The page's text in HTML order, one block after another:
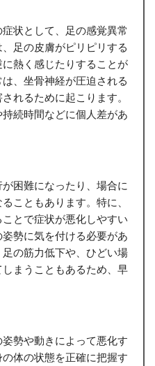
状として、足の感覚異常
足の皮膚がピリピリする
熱く感じたりすることが
、坐骨神経が圧迫される
れるために起こります。
続時間などに個人差があ
困難になったり、場合に
こともあります。特に、
とで症状が悪化しやすい
勢に気を付ける必要があ
の筋力低下や、ひどい場
まうこともあるため、早
勢や動きによって悪化す
体の状態を正確に把握す